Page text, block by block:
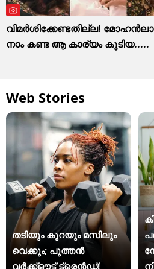
വിമർശിക്കേണ്ടതില്ല!
നാം കണ്ട ആ കാര്യം കൂടിയ.....
Web Stories
തടിയും കുറയും മസിലും
വെക്കും; പുത്തൻ
വർക്ക്ഔട്ട് ട്രെൻഡ്!